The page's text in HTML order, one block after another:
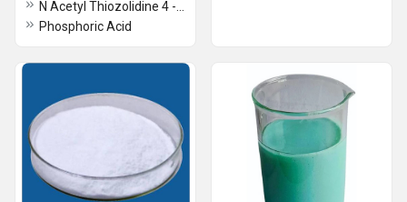
Phosphoric Acid